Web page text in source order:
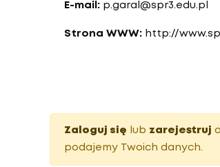
E-mail: p.garal@spr3.edu.pl
Strona WWW: http://
Zaloguj się lub zarejestruj
podajemy Twoich danych.